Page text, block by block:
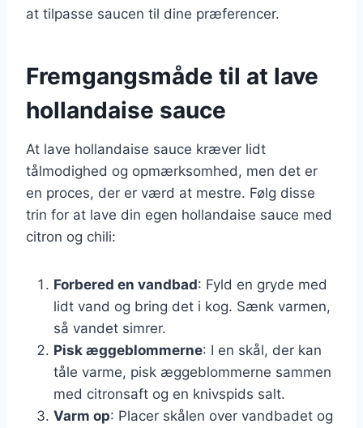
at tilpasse saucen til dine præferencer.
Fremgangsmåde til at lave
hollandaise sauce
At lave hollandaise sauce kræver lidt
tålmodighed og opmærksomhed, men det er
en proces, der er værd at mestre. Følg disse
trin for at lave din egen hollandaise sauce med
citron og chili:
Forbered en vandbad: Fyld en gryde med
lidt vand og bring det i kog. Sænk varmen,
så vandet simrer.
Pisk æggeblommerne: I en skål, der kan
tåle varme, pisk æggeblommerne sammen
med citronsaft og en knivspids salt.
Varm op: Placer skålen over vandbadet og